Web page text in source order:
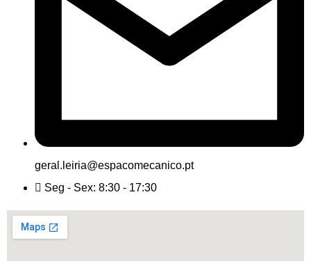
geral.leiria@espacomecanico.pt
Seg - Sex: 8:30 - 17:30